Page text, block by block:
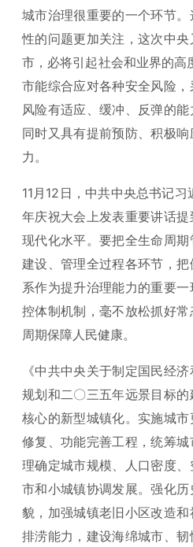
城市治理很重要的一个环节
性的问题更加关注，这次中
市，必将引起社会和业界的高
市能综合应对各种安全风险
风险有适应、缓冲、反弹的能
同时又具有提前预防、积极
力。
11月12日，中共中央总书记
年庆祝大会上发表重要讲话
现代化水平。要把全生命周期
建设、管理全过程各环节，
系作为提升治理能力的重要
控体制机制，毫不放松抓好
周期保障人民健康。
《中共中央关于制定国民经
规划和二〇三五年远景目标
核心的新型城镇化。实施城
修复、功能完善工程，统筹
理确定城市规模、人口密度
市和小城镇协调发展。强化
貌，加强城镇老旧小区改造
排涝能力，建设海绵城市、